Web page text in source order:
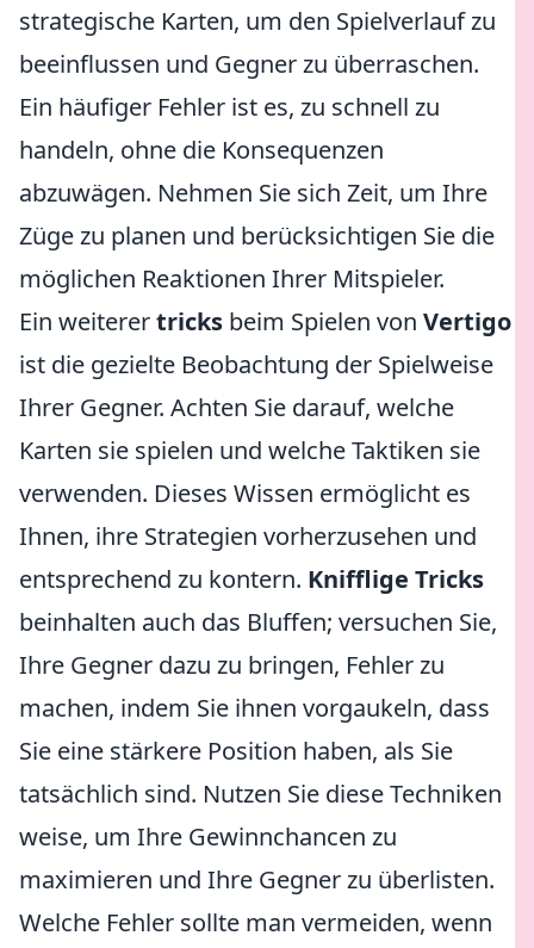
strategische Karten, um den Spielverlauf zu
beeinflussen und Gegner zu überraschen.
Ein häufiger Fehler ist es, zu schnell zu
handeln, ohne die Konsequenzen
abzuwägen. Nehmen Sie sich Zeit, um Ihre
Züge zu planen und berücksichtigen Sie die
möglichen Reaktionen Ihrer Mitspieler.
Ein weiterertricks beim Spielen von Vertigo
ist die gezielte Beobachtung der Spielweise
Ihrer Gegner. Achten Sie darauf, welche
Karten sie spielen und welche Taktiken sie
verwenden. Dieses Wissen ermöglicht es
Ihnen, ihre Strategien vorherzusehen und
entsprechend zu kontern. Knifflige Tricks
beinhalten auch das Bluffen; versuchen Sie,
Ihre Gegner dazu zu bringen, Fehler zu
machen, indem Sie ihnen vorgaukeln, dass
Sie eine stärkere Position haben, als Sie
tatsächlich sind. Nutzen Sie diese Techniken
weise, um Ihre Gewinnchancen zu
maximieren und Ihre Gegner zu überlisten.
Welche Fehler sollte man vermeiden, wenn